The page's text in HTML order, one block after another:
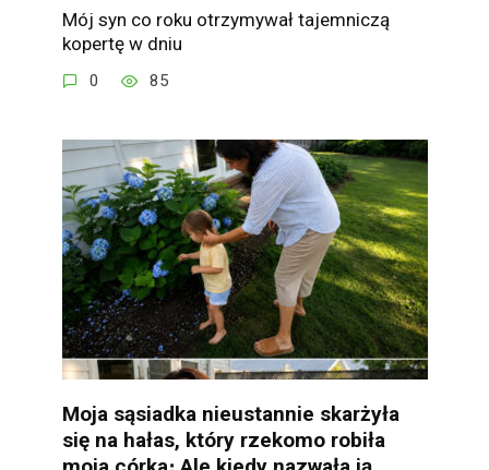
Mój syn co roku otrzymywał tajemniczą
kopertę w dniu
0 85
Moja sąsiadka nieustannie skarżyła
się na hałas, który rzekomo robiła